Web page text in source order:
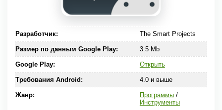
Разработчик: The Smart Projects
Размер по данным Google Play: 3.5 Mb
Google Play: Открыть
Требования Android: 4.0 и выше
Жанр: Программы/
Инструменты